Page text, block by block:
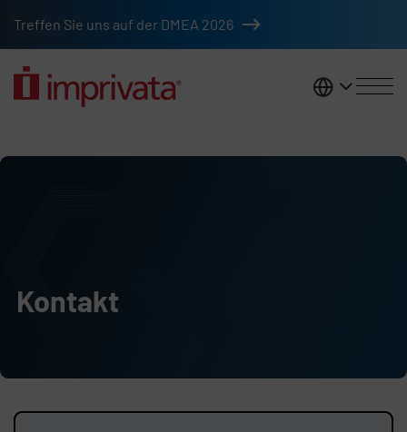
Treffen Sie uns auf der DMEA 2026
DACH
Kontakt